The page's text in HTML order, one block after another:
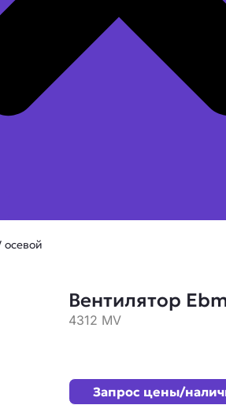
осевой
Вентилятор
4312 MV
Запрос цены/